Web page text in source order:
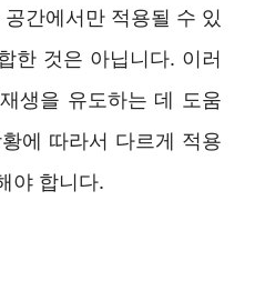
간에서만 적용될 수 있
한 것은 아닙니다. 이러
생을 유도하는 데 도움
에 따라서 다르게 적용
야 합니다.